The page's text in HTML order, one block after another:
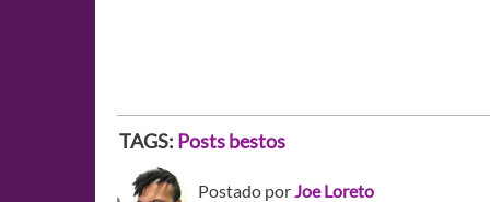
TAGS: Posts bestos
Postado porJoe Loreto